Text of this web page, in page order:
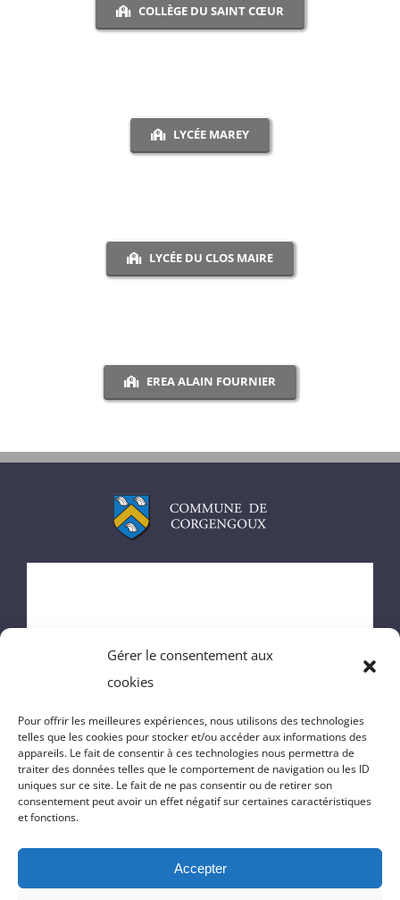
Gérer le consentement aux
cookies
Pour offrir les meilleures expériences, nous utilisons des technologies
telles que les cookies pour stocker et/ou accéder aux informations des
appareils. Le fait de consentir à ces technologies nous permettra de
traiter des données telles que le comportement de navigation ou les ID
uniques sur ce site. Le fait de ne pas consentir ou de retirer son
consentement peut avoir un effet négatif sur certaines caractéristiques
et fonctions.
Accepter
COLLÈGE DU SAINT CŒUR
LYCÉE MAREY
LYCÉE DU CLOS MAIRE
EREA ALAIN FOURNIER
VIE DU VILLAGE
VIE PRATIQUE
CONTACT